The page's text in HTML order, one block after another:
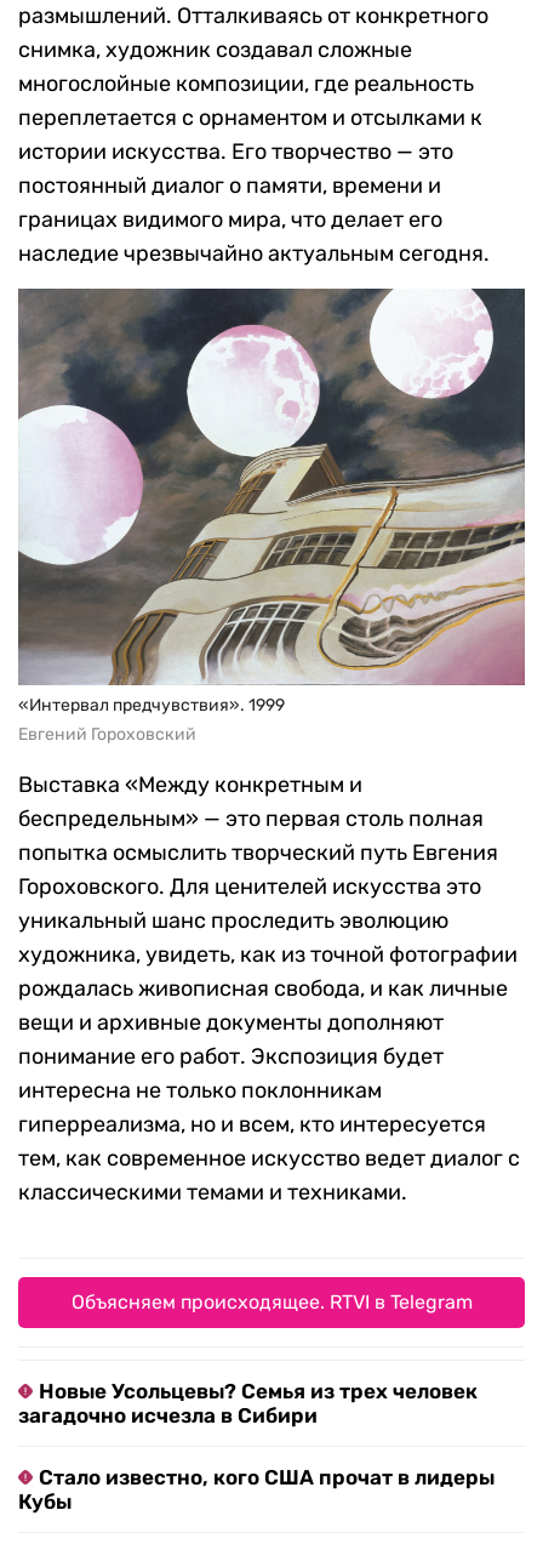
размышлений. Отталкиваясь от конкретного
снимка, художник создавал сложные
многослойные композиции, где реальность
переплетается с орнаментом и отсылками к
истории искусства. Его творчество — это
постоянный диалог о памяти, времени и
границах видимого мира, что делает его
наследие чрезвычайно актуальным сегодня.
«Интервал предчувствия». 1999
Евгений Гороховский
Выставка «Между конкретным и
беспредельным» — это первая столь полная
попытка осмыслить творческий путь Евгения
Гороховского. Для ценителей искусства это
уникальный шанс проследить эволюцию
художника, увидеть, как из точной фотографии
рождалась живописная свобода, и как личные
вещи и архивные документы дополняют
понимание его работ. Экспозиция будет
интересна не только поклонникам
гиперреализма, но и всем, кто интересуется
тем, как современное искусство ведет диалог с
классическими темами и техниками.
Объясняем происходящее. RTVI в Telegram
Новые Усольцевы? Семья из трех человек
загадочно исчезла в Сибири
Стало известно, кого США прочат в лидеры
Кубы